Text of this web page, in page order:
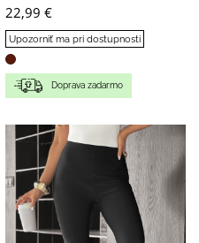
22,99 €
Upozorniť ma pri dostupnosti
Doprava zadarmo